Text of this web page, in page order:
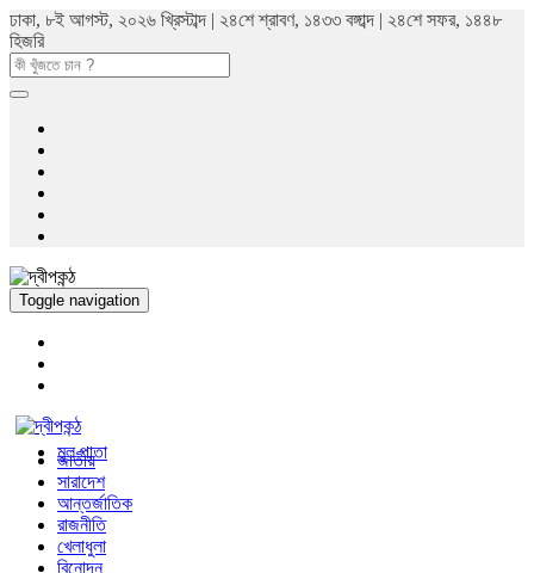
ঢাকা, ৮ই আগস্ট, ২০২৬ খ্রিস্টাব্দ | ২৪শে শ্রাবণ, ১৪৩৩ বঙ্গাব্দ | ২৪শে সফর, ১৪৪৮
হিজরি
Toggle navigation
মুল পাতা
জাতীয়
সারাদেশ
আন্তর্জাতিক
রাজনীতি
খেলাধুলা
বিনোদন